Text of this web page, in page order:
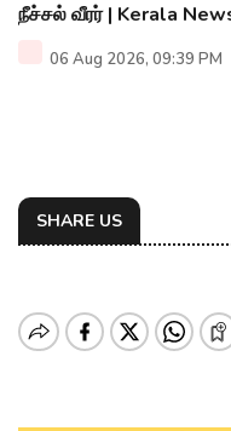
நீச்சல் வீரர் | Kerala
06 Aug 2026, 09:39 PM
SHARE US